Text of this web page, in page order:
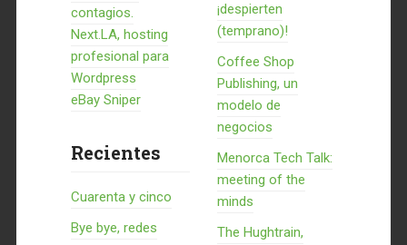
contagios.
Next.LA, hosting
profesional para
Wordpress
eBay Sniper
Recientes
Cuarenta y cinco
Bye bye, redes
¡despierten
(temprano)!
Coffee Shop
Publishing, un
modelo de
negocios
Menorca Tech Talk:
meeting of the
minds
The Hughtrain,